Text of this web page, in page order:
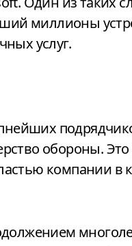
миллионы
услуг.
обороны. Это
компании в